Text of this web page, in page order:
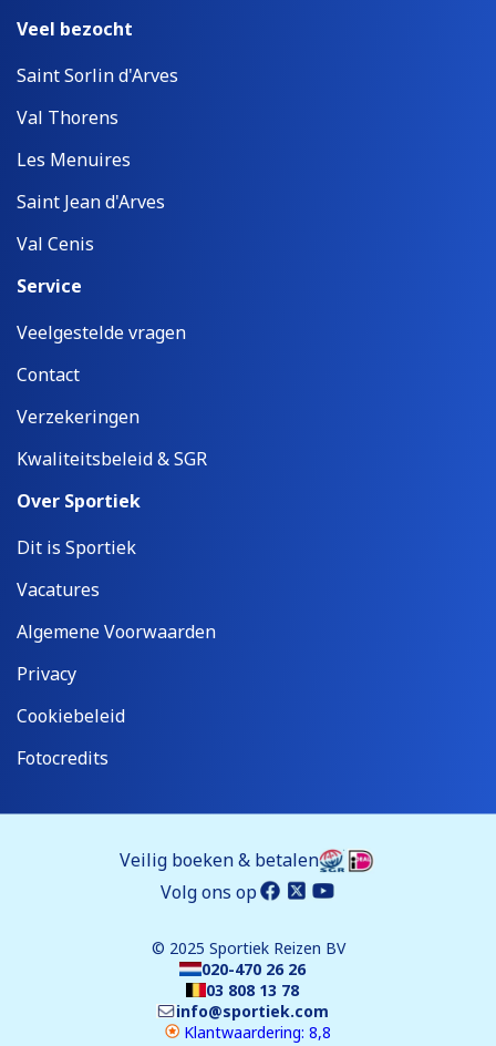
Veel bezocht
Saint Sorlin d'Arves
Val Thorens
Les Menuires
Saint Jean d'Arves
Val Cenis
Service
Veelgestelde vragen
Contact
Verzekeringen
Kwaliteitsbeleid & SGR
Over Sportiek
Dit is Sportiek
Vacatures
Algemene Voorwaarden
Privacy
Cookiebeleid
Fotocredits
Veilig boeken & betalen
Volg ons op
© 2025 Sportiek Reizen BV
020-470 26 26
03 808 13 78
info@sportiek.com
Klantwaardering: 8,8